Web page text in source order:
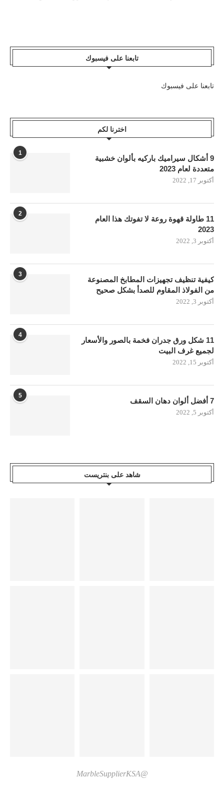
تابعنا على فيسبوك
تابعنا على فيسبوك
اخترنا لكم
1
9 أشكال سيراميك باركيه بألوان خشبية
متعددة لعام 2023
أكتوبر 17, 2022
2
11 طاولة قهوة روعة لا تفوتك هذا العام
2023
أكتوبر 3, 2022
3
كيفية تنظيف تجهيزات المطابخ المصنوعة
من الفولاذ المقاوم للصدأ بشكل صحيح
أكتوبر 3, 2022
4
11 شكل ورق جدران فخمة بالصور والأسعار
لجميع غرف البيت
أكتوبر 15, 2022
5
7 أفضل ألوان دهان السقف
أكتوبر 5, 2022
شاهد على بنتريست
@MarbleSupplierKSA